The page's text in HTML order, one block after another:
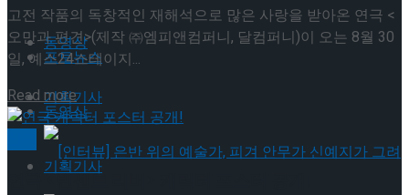
동영상
기획기사
포토뉴스
동영상
기획기사
고전 작품의 독창적인 재해석으로 많은 사랑을 받아온 연극 <
오만과 편견>(제작 ㈜엠피앤컴퍼니, 달컴퍼니)이 오는 8월 30
일, 예스24스테이지...
Read moreDetails
연극 <빈센트 리버> 캐릭터 포스터 공개!